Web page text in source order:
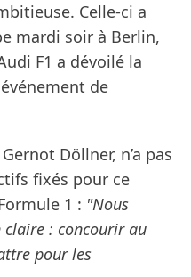
Celle-ci a
mardi soir à Berlin,
F1 a dévoilé la
de
Döllner, n’a pas
fixés pour ce
1 : "Nous
: concourir au
pour les